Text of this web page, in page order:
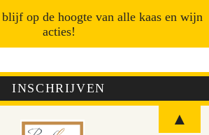
op de hoogte van alle kaas en wijn
acties!
▲